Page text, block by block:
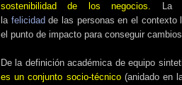
sostenibilidad de los negocios.
La
la felicidad de las personas en el contexto
el punto de impacto para conseguir
De la definición académica de equipo
es un conjunto socio-técnico(anidado en